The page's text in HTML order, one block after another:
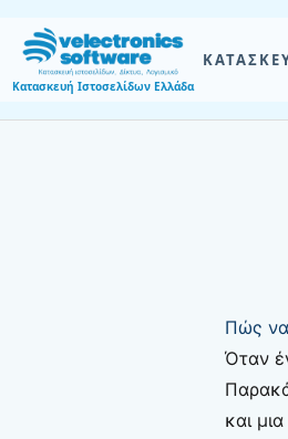
content
Κατασκευή Ιστοσελίδων Ελλάδα
Πώς να
Όταν
και μια